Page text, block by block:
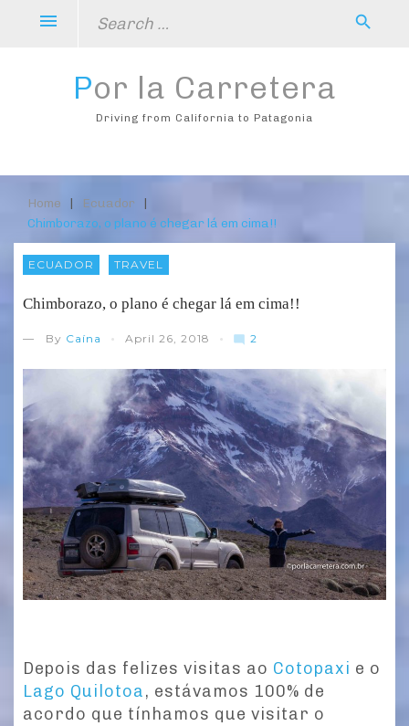
Search
search
Por la Carretera
Driving from California to Patagonia
menu
Home | Ecuador
|
Chimborazo, o plano é chegar lá em cima!!
ECUADOR TRAVEL
Chimborazo, o plano é chegar lá em cima!!
— By Caína April 26, 2018 mode_comment
2
o
m
e
n
ts
Depois das felizes visitas ao Cotopaxi e o
Lago Quilotoa, estávamos 100% de
acordo que tínhamos que visitar o